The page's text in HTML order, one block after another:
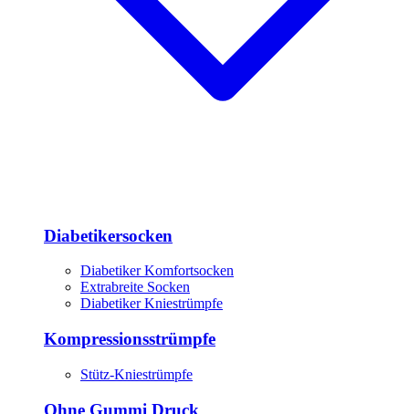
Diabetikersocken
Diabetiker Komfortsocken
Extrabreite Socken
Diabetiker Kniestrümpfe
Kompressionsstrümpfe
Stütz-Kniestrümpfe
Ohne Gummi Druck